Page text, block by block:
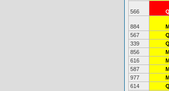
566
884
567
339
856
616
587
977
614